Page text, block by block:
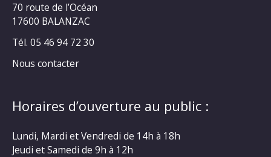
70 route de l’Océan
17600 BALANZAC
Tél. 05 46 94 72 30
Nous contacter
Horaires d’ouverture au public :
Lundi, Mardi et Vendredi de 14h à 18h
Jeudi et Samedi de 9h à 12h